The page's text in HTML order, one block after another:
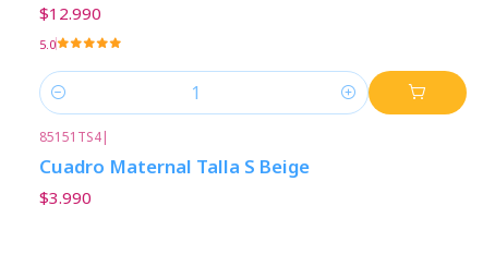
$12.990
5.0
Cantidad
85151TS4|
Cuadro Maternal Talla S Beige
$3.990